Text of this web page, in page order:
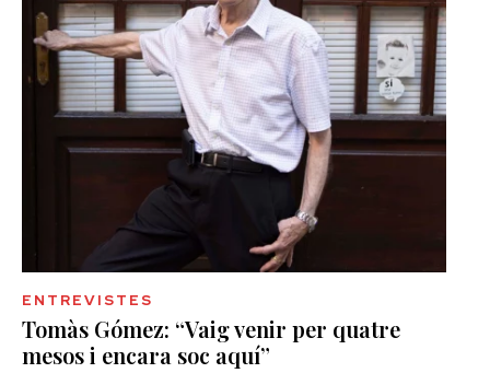
ENTREVISTES
Tomàs Gómez: “Vaig venir per quatre
mesos i encara soc aquí”